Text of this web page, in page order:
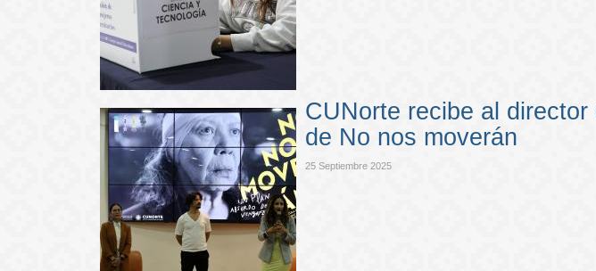
CUNorte recibe al
de No nos moverán
25 Septiembre 2025